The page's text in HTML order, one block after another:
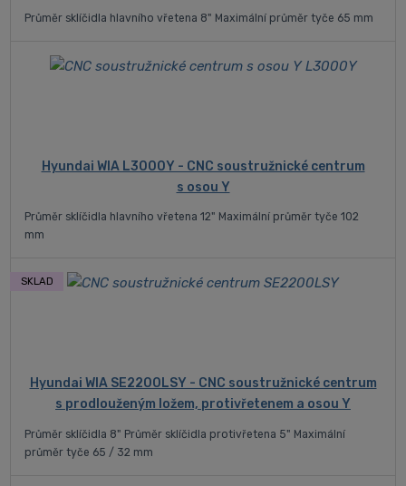
Průměr sklíčidla hlavního vřetena 8" Maximální průměr tyče 65 mm
Hyundai WIA L3000Y - CNC soustružnické centrum
s osou Y
Průměr sklíčidla hlavního vřetena 12" Maximální průměr tyče 102
mm
Hyundai WIA SE2200LSY - CNC soustružnické centrum
s prodlouženým ložem, protivřetenem a osou Y
SKLAD
Průměr sklíčidla 8" Průměr sklíčidla protivřetena 5" Maximální
průměr tyče 65 / 32 mm